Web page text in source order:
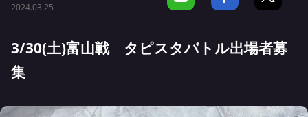
2024.03.25
3/30(土)富山戦 タピスタバトル出場者募
集